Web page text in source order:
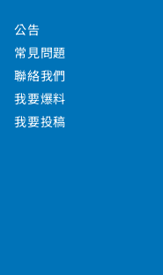
公告
常見問題
聯絡我們
我要爆料
我要投稿